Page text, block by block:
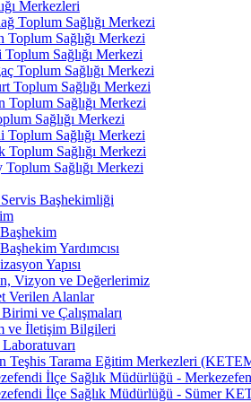
Merkezleri
Toplum Sağlığı Merkezi
Toplum Sağlığı Merkezi
Sağlığı Merkezi
Toplum Sağlığı Merkezi
Toplum Sağlığı Merkezi
Toplum Sağlığı Merkezi
Sağlığı Merkezi
Toplum Sağlığı Merkezi
Toplum Sağlığı Merkezi
Toplum Sağlığı Merkezi
Başhekimliği
Başhekim
Başhekim Yardımcısı
Yapısı
Vizyon ve Değerlerimiz
Verilen Alanlar
ve Çalışmaları
ve İletişim Bilgileri
Teşhis Tarama Eğitim Merkezleri
İlçe Sağlık Müdürlüğü -
İlçe Sağlık Müdürlüğü - Sümer